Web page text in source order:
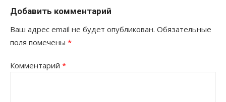
Добавить комментарий
Ваш адрес email не будет опубликован. Обязательные
поля помечены *
Комментарий *